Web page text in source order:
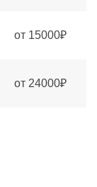
от 15000₽
от 24000₽